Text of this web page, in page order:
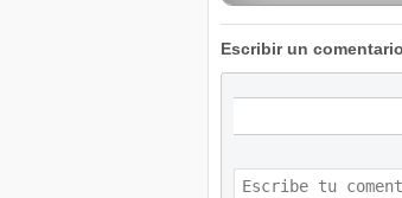
Escribir un comentario